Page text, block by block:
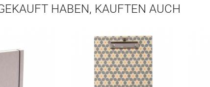
HABEN, KAUFTEN AUCH